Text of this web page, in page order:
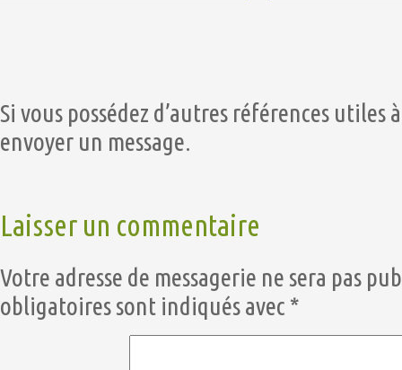
Si vous possédez d’autres références utiles
envoyer un message.
Laisser un commentaire
Votre adresse de messagerie ne sera pas
obligatoires sont indiqués avec *